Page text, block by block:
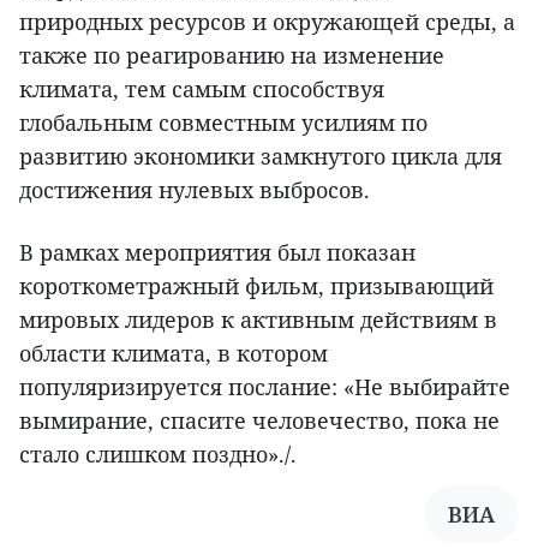
природных ресурсов и окружающей среды, а
также по реагированию на изменение
климата, тем самым способствуя
глобальным совместным усилиям по
развитию экономики замкнутого цикла для
достижения нулевых выбросов.
В рамках мероприятия был показан
короткометражный фильм, призывающий
мировых лидеров к активным действиям в
области климата, в котором
популяризируется послание: «Не выбирайте
вымирание, спасите человечество, пока не
стало слишком поздно»./.
ВИА